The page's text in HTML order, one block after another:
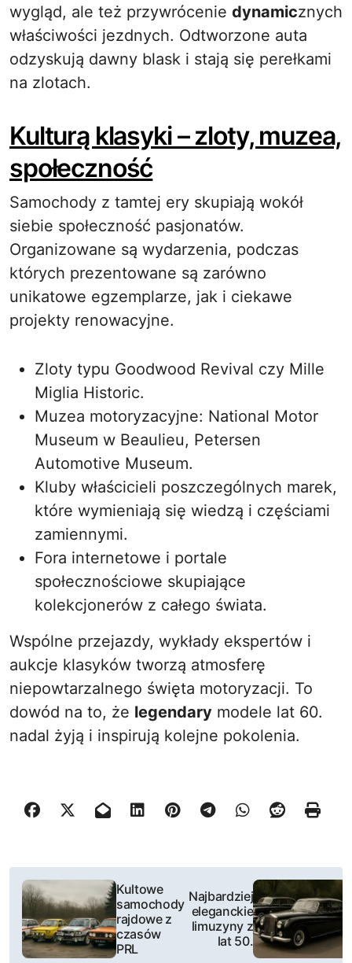
wygląd, ale też przywrócenie dynamicznych
właściwości jezdnych. Odtworzone auta
odzyskują dawny blask i stają się perełkami
na zlotach.
Kulturą klasyki – zloty, muzea,
społeczność
Samochody z tamtej ery skupiają wokół
siebie społeczność pasjonatów.
Organizowane są wydarzenia, podczas
których prezentowane są zarówno
unikatowe egzemplarze, jak i ciekawe
projekty renowacyjne.
Zloty typu Goodwood Revival czy Mille
Miglia Historic.
Muzea motoryzacyjne: National Motor
Museum w Beaulieu, Petersen
Automotive Museum.
Kluby właścicieli poszczególnych marek,
które wymieniają się wiedzą i częściami
zamiennymi.
Fora internetowe i portale
społecznościowe skupiające
kolekcjonerów z całego świata.
Wspólne przejazdy, wykłady ekspertów i
aukcje klasyków tworzą atmosferę
niepowtarzalnego święta motoryzacji. To
dowód na to, że legendary modele lat 60.
nadal żyją i inspirują kolejne pokolenia.
N
w
Kultowe
samochody
rajdowe z
czasów
PRL
Najbardziej
eleganckie
limuzyny z
lat 50.